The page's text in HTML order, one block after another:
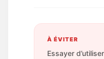
À ÉVITER
Essayer